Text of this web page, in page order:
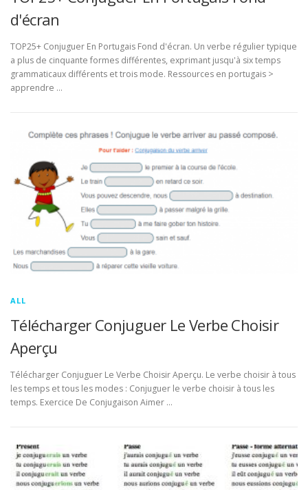
d'écran
TOP25+ Conjuguer En Portugais Fond d'écran. Un verbe régulier typique
a plus de cinquante formes différentes, exprimant jusqu'à six temps
grammaticaux différents et trois mode. Ressources en portugais >
apprendre …
ALL
Télécharger Conjuguer Le Verbe Choisir
Aperçu
Télécharger Conjuguer Le Verbe Choisir Aperçu. Le verbe choisir à tous
les temps et tous les modes : Conjuguer le verbe choisir à tous les
temps. Exercice De Conjugaison Aimer …